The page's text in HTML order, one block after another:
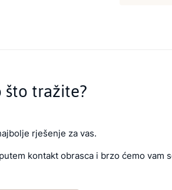
tražite?
rješenje za vas.
kontakt obrasca i brzo ćemo vam